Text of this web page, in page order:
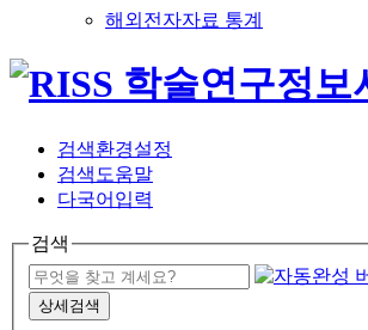
해외전자자료 통계
검색환경설정
검색도움말
다국어입력
검색
상세검색